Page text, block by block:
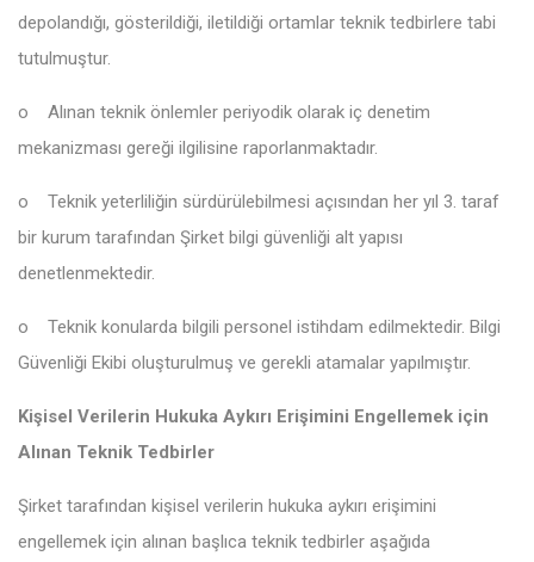
depolandığı, gösterildiği, iletildiği ortamlar teknik tedbirlere tabi
tutulmuştur.
o
Alınan teknik önlemler periyodik olarak iç denetim
mekanizması gereği ilgilisine raporlanmaktadır.
o
Teknik yeterliliğin sürdürülebilmesi açısından her yıl 3. taraf
bir kurum tarafından Şirket bilgi güvenliği alt yapısı
denetlenmektedir.
o
Teknik konularda bilgili personel istihdam edilmektedir. Bilgi
Güvenliği Ekibi oluşturulmuş ve gerekli atamalar yapılmıştır.
Kişisel Verilerin Hukuka Aykırı Erişimini Engellemek için
Alınan Teknik Tedbirler
Şirket tarafından kişisel verilerin hukuka aykırı erişimini
engellemek için alınan başlıca teknik tedbirler aşağıda